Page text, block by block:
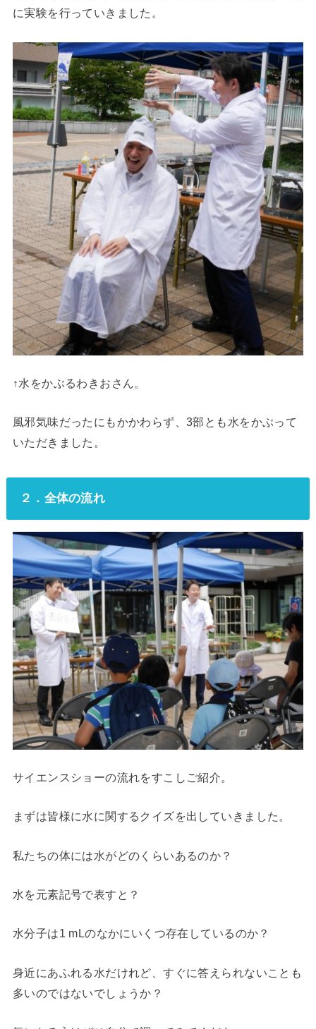
に実験を行っていきました。
↑水をかぶるわきおさん。
風邪気味だったにもかかわらず、3部とも水をかぶって
いただきました。
２．全体の流れ
サイエンスショーの流れをすこしご紹介。
まずは皆様に水に関するクイズを出していきました。
私たちの体には水がどのくらいあるのか？
水を元素記号で表すと？
水分子は1 mLのなかにいくつ存在しているのか？
身近にあふれる水だけれど、すぐに答えられないことも
多いのではないでしょうか？